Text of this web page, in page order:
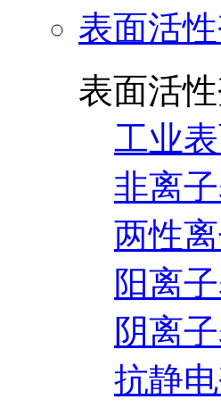
表面活性
表面活性
工业
非离
两性
阳离
阴离
抗静电